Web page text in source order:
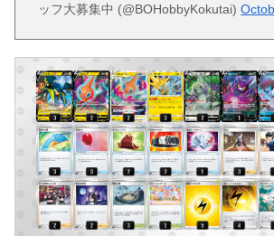
ッフ大募集中 (@BOHobbyKokutai)